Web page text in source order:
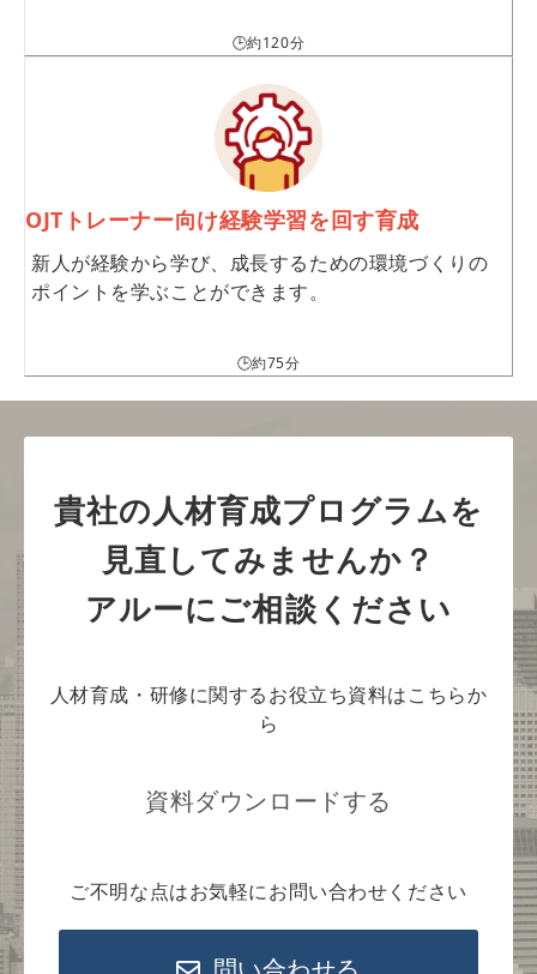
🕒約120分
OJTトレーナー向け経験学習を回す育成
新人が経験から学び、成長するための環境づくりの
ポイントを学ぶことができます。
🕒約75分
貴社の人材育成プログラムを
見直してみませんか？
アルーにご相談ください
人材育成・研修に関するお役立ち資料はこちらか
ら
資料ダウンロードする
ご不明な点はお気軽にお問い合わせください